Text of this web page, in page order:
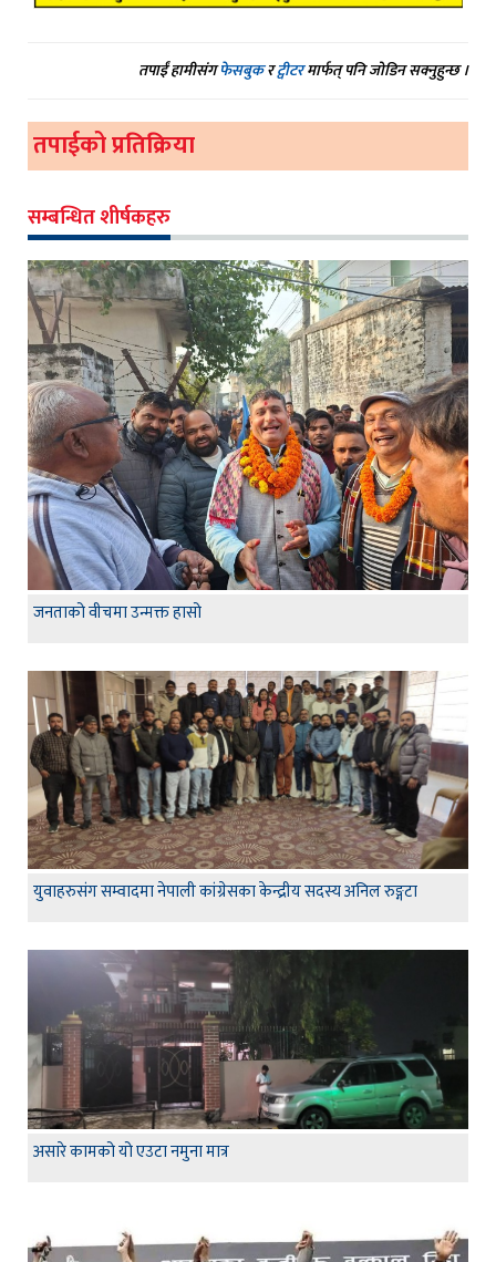
तपाईं हामीसंगफेसबुकरट्वीटरमार्फत् पनि जोडिन सक्नुहुन्छ ।
तपाईको प्रतिक्रिया
सम्बन्धित शीर्षकहरु
जनताको वीचमा उन्मक्त हासो
युवाहरुसंग सम्वादमा नेपाली कांग्रेसका केन्द्रीय सदस्य अनिल रुङ्गटा
असारे कामको यो एउटा नमुना मात्र